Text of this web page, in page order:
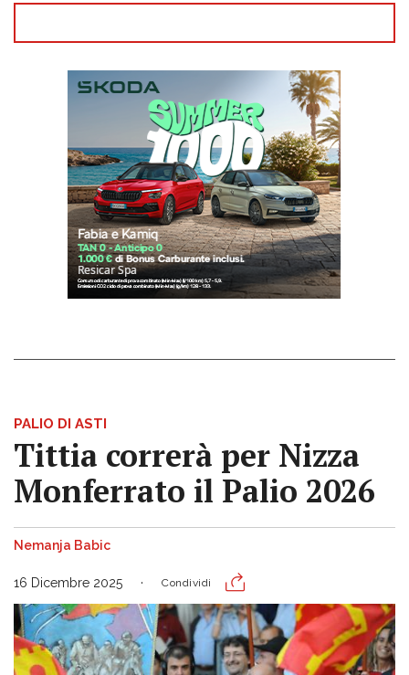
PALIO DI ASTI
Tittia correrà per Nizza
Monferrato il Palio 2026
Nemanja Babic
16 Dicembre 2025 Condividi